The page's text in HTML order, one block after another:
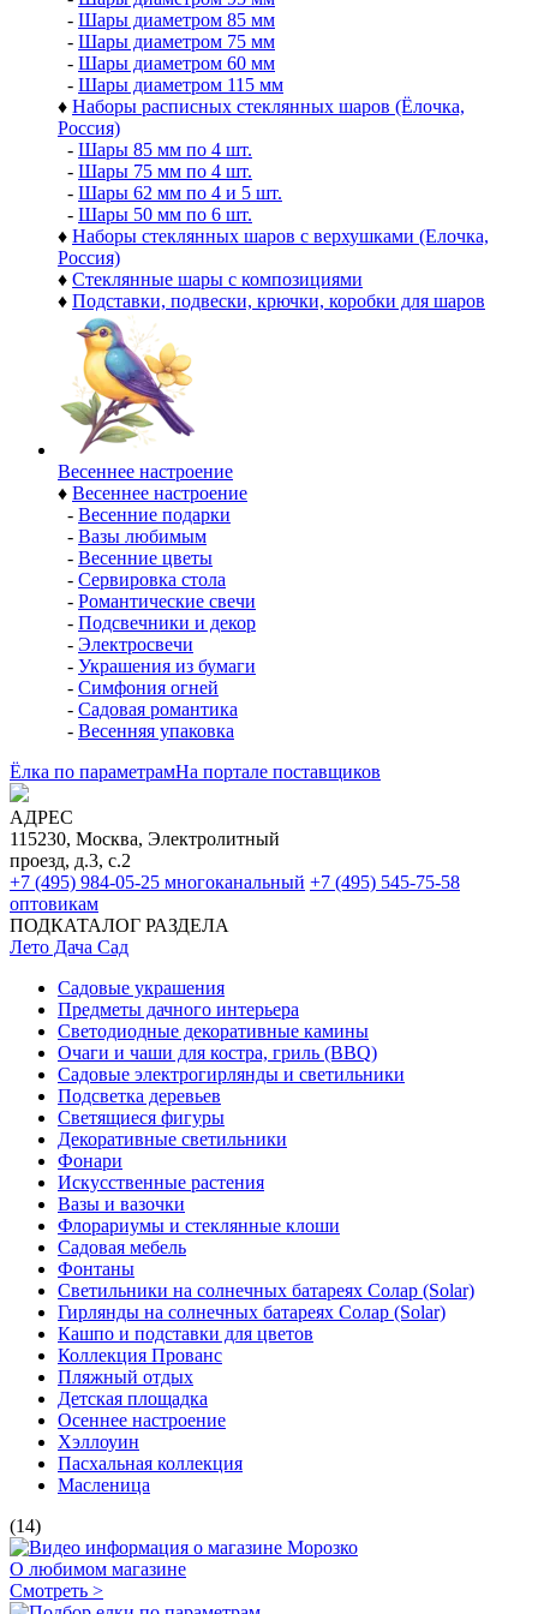
- Шары диаметром 85 мм
- Шары диаметром 75 мм
- Шары диаметром 60 мм
- Шары диаметром 115 мм
♦ Наборы расписных стеклянных шаров (Ёлочка,
Россия)
- Шары 85 мм по 4 шт.
- Шары 75 мм по 4 шт.
- Шары 62 мм по 4 и 5 шт.
- Шары 50 мм по 6 шт.
♦ Наборы стеклянных шаров с верхушками (Елочка,
Россия)
♦ Стеклянные шары с композициями
♦ Подставки, подвески, крючки, коробки для шаров
Весеннее настроение
♦ Весеннее настроение
- Весенние подарки
- Вазы любимым
- Весенние цветы
- Сервировка стола
- Романтические свечи
- Подсвечники и декор
- Электросвечи
- Украшения из бумаги
- Симфония огней
- Садовая романтика
- Весенняя упаковка
Ёлка по параметрамНа портале поставщиков
АДРЕС
115230, Москва, Электролитный
проезд, д.3, с.2
+7 (495) 984-05-25 многоканальный +7 (495) 545-75-58
оптовикам
ПОДКАТАЛОГ РАЗДЕЛА
Лето Дача Сад
Садовые украшения
Предметы дачного интерьера
Светодиодные декоративные камины
Очаги и чаши для костра, гриль (BBQ)
Садовые электрогирлянды и светильники
Подсветка деревьев
Светящиеся фигуры
Декоративные светильники
Фонари
Искусственные растения
Вазы и вазочки
Флорариумы и стеклянные клоши
Садовая мебель
Фонтаны
Светильники на солнечных батареях Солар (Solar)
Гирлянды на солнечных батареях Солар (Solar)
Кашпо и подставки для цветов
Коллекция Прованс
Пляжный отдых
Детская площадка
Осеннее настроение
Хэллоуин
Пасхальная коллекция
Масленица
(14)
О любимом магазине
Смотреть >